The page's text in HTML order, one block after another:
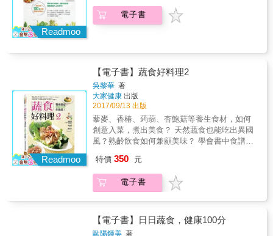
的知識剖析及烹飪教學示範，提倡創新蔬食概
念與生活風格，追求飲食美感。不只強調健
果食材，分別撰述其生長特性、風味特徵、最
適合的採收、挑選、處理、儲存與烹飪方式，
並進一步示範食譜實作，根據其色、香、味等
條件，列舉出最適合的食材搭配方式。 3. 收錄
105道以蔬食為主角的食譜，包括作者自營餐廳
之人氣名菜、主題餐會特選、家傳私房料理、
廚藝生涯所學，及自行研發之創意佳餚，包含
前菜、小菜、主餐、甜點、飲料與佐醬，種類
多元，菜色豐富。
76道中西式常備食譜，結合中華料理的豪邁闊
氣，日式飯糰與味噌湯的小家碧玉，西式鬆
餅、司康和鹹派的細膩調味&hellip;&hellip;包含
你知道燙完鮮嫩豆子的水有多甘甜？紅蘿蔔蒂
頭、南瓜籽、蘋果芯、粗菜梗，也大有妙用？
在追求速成、簡便的同時，往往忽略了生活中
一些細節和小樂趣。Wendy以細膩的散文筆
調，分享二十餘篇抒情札記，娓娓說來每道料
理的製作靈感、配方調味及簡約生活的日常觀
想，進而探討人與食物的種種連結，提倡吃
常飲食美學的生活實踐，喚起人們對自然飲
生活追求，透過本書，看廚房裡細緻的料理
人，如何深愛著餐桌上的每一樣食材，細品菜
蔬清甜、細看菜葉瓜果入鍋烹煮的沸沸揚揚、
曼妙變化&hellip;&hellip;Wendy以有情有愛的眼
光和一雙巧手，分享用心料理、細緻過生活的
藜製成可樂餅、以菠菜和燕麥做成鹹馬芬，還
有慕斯口感的純素檸檬塔&hellip;&hellip;捨棄了
飯、義大利麵上，十分對味。 ＊孜然、芫荽
籽、葛縷子以小火炒香，研磨至質地均勻呈粉
末狀，就是百搭的香料鹽。 ＊營養酵母嘗起來
有起司和堅果味，搭配南瓜籽和葵花籽獨特的
鮮味，適合用來製作需要淡淡發酵味的佐料。
＊不想攝取過多糖分，就加入桂圓、柿乾、葡
萄乾來取代，營養又增添香氣。 ＊一般甜飲熱
量破表，來一杯自然甘甜的深焙糙米茶，在家
享受細火慢炒的樂趣。 ＊有感冒前兆，喝一碗
蘋果葛根湯，幫助你恢復滿滿元氣。 全書收錄
氣，日式飯糰與味噌湯的小家碧玉，西式鬆
餅、司康和鹹派的細膩調味&hellip;&hellip;包含
正餐、甜點零食、風味飲品，滿足一日三餐、
簡單有味的餐桌日常，飲食美學就在生活中！
你知道燙完鮮嫩豆子的水有多甘甜？紅蘿蔔蒂
Readmoo
電子書
Readmoo
【電子書】蔬食好料理2
吳黎華 著
大家健康 出版
2017/09/13 出版
藜麥、香椿、蒟蒻、杏鮑菇等養生食材，如何
創意入菜，煮出美食？ 天然蔬食也能吃出異國
風？熟齡飲食如何兼顧美味？ 學會書中食譜，
★本書為2015年暢銷書《蔬食好料理》的姊妹
作，第一本練基本功，這本學如何創意搭配養
生食材！ 本書特色 ◎本書結合最熱門的健康養
食譜，透過創意的料理，多元變化，吃到營
養。 ◎樂齡族，該如何吃進營養？本書選擇富
特價 350 元
電子書
【電子書】日日蔬食，健康100分
歐陽鍾美 著